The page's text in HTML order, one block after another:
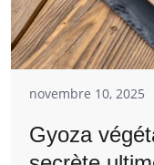
novembre 10, 2025
Gyoza